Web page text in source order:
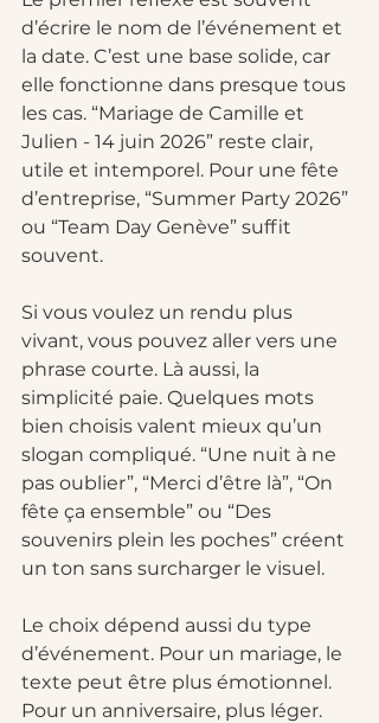
d’écrire le nom de l’événement et
la date. C’est une base solide, car
elle fonctionne dans presque tous
les cas. “Mariage de Camille et
Julien - 14 juin 2026” reste clair,
utile et intemporel. Pour une fête
d’entreprise, “Summer Party 2026”
ou “Team Day Genève” suffit
souvent.
Si vous voulez un rendu plus
vivant, vous pouvez aller vers une
phrase courte. Là aussi, la
simplicité paie. Quelques mots
bien choisis valent mieux qu’un
slogan compliqué. “Une nuit à ne
pas oublier”, “Merci d’être là”, “On
fête ça ensemble” ou “Des
souvenirs plein les poches” créent
un ton sans surcharger le visuel.
Le choix dépend aussi du type
d’événement. Pour un mariage, le
texte peut être plus émotionnel.
Pour un anniversaire, plus léger.